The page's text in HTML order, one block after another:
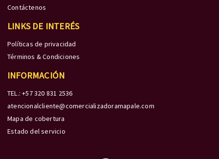
Contáctenos
LINKS DE INTERÉS
Políticas de privacidad
Términos & Condiciones
INFORMACIÓN
TEL.: +57 320 831 2536
atencionalcliente@comercializadoramapale.com
Mapa de cobertura
Estado del servicio